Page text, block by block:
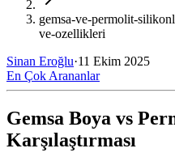
gemsa-ve-permolit-
ve-ozellikleri
Sinan Eroğlu·11 Ekim 2025
En Çok Arananlar
Gemsa Boya vs
Karşılaştırması